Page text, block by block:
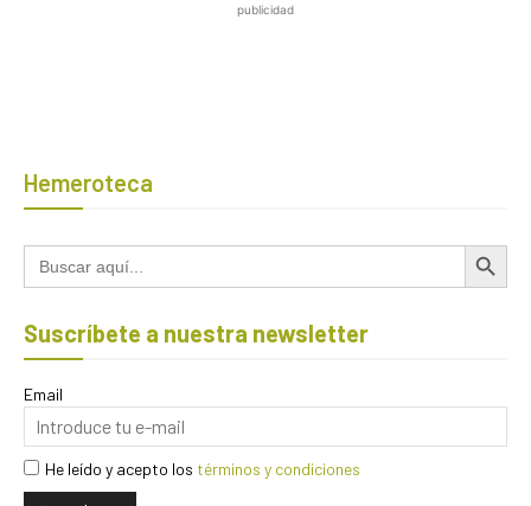
publicidad
Hemeroteca
Buscar: Botón de
Suscríbete a nuestra newsletter
Email
He leído y acepto los términos y condiciones